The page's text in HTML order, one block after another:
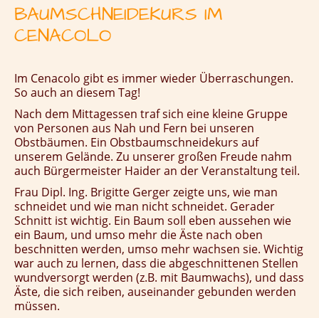
BAUMSCHNEIDEKURS IM
CENACOLO
Im Cenacolo gibt es immer wieder Überraschungen.
So auch an diesem Tag!
Nach dem Mittagessen traf sich eine kleine Gruppe
von Personen aus Nah und Fern bei unseren
Obstbäumen. Ein Obstbaumschneidekurs auf
unserem Gelände. Zu unserer großen Freude nahm
auch Bürgermeister Haider an der Veranstaltung teil.
Frau Dipl. Ing. Brigitte Gerger zeigte uns, wie man
schneidet und wie man nicht schneidet. Gerader
Schnitt ist wichtig. Ein Baum soll eben aussehen wie
ein Baum, und umso mehr die Äste nach oben
beschnitten werden, umso mehr wachsen sie. Wichtig
war auch zu lernen, dass die abgeschnittenen Stellen
wundversorgt werden (z.B. mit Baumwachs), und dass
Äste, die sich reiben, auseinander gebunden werden
müssen.